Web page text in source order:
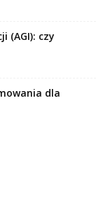
(AGI): czy
dla